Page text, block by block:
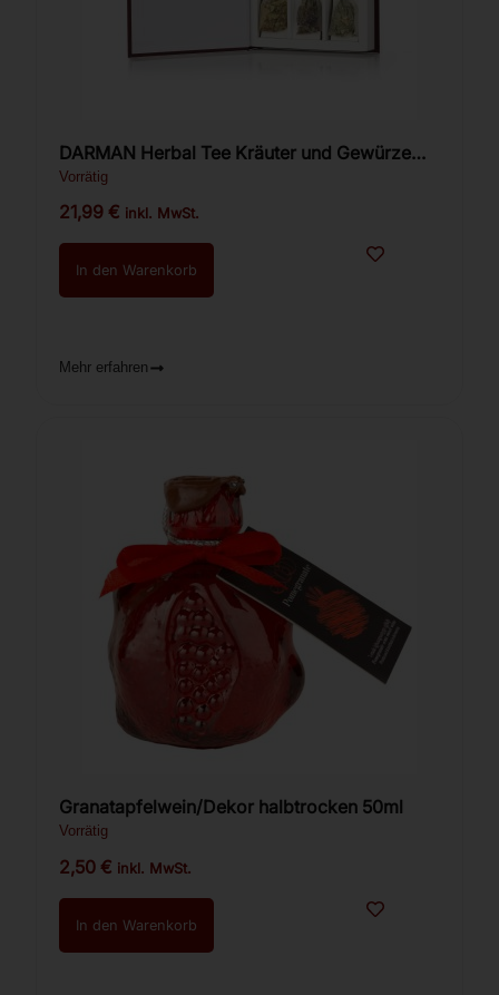
DARMAN Herbal Tee Kräuter und Gewürze
Buchbox
Vorrätig
21,99€ inkl. MwSt.
In den Warenkorb
Mehr erfahren
Granatapfelwein/Dekor halbtrocken 50ml
Vorrätig
2,50€ inkl. MwSt.
In den Warenkorb